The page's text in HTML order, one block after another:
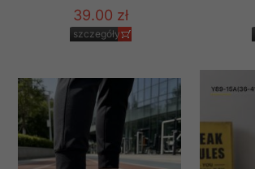
39.00 zł
szczegóły